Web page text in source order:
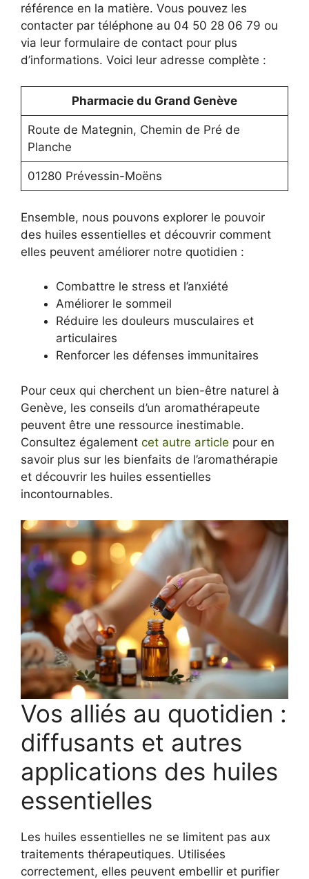
référence en la matière. Vous pouvez les
contacter par téléphone au 04 50 28 06 79 ou
via leur formulaire de contact pour plus
d’informations. Voici leur adresse complète :
Pharmacie du Grand Genève
Route de Mategnin, Chemin de Pré de
Planche
01280 Prévessin-Moëns
Ensemble, nous pouvons explorer le pouvoir
des huiles essentielles et découvrir comment
elles peuvent améliorer notre quotidien :
Combattre le stress et l’anxiété
Améliorer le sommeil
Réduire les douleurs musculaires et
articulaires
Renforcer les défenses immunitaires
Pour ceux qui cherchent un bien-être naturel à
Genève, les conseils d’un aromathérapeute
peuvent être une ressource inestimable.
Consultez également cet autre article pour en
savoir plus sur les bienfaits de l’aromathérapie
et découvrir les huiles essentielles
incontournables.
Vos alliés au quotidien :
diffusants et autres
applications des huiles
essentielles
Les huiles essentielles ne se limitent pas aux
traitements thérapeutiques. Utilisées
correctement, elles peuvent embellir et purifier